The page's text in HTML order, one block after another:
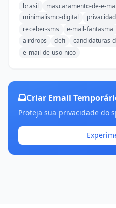
brasil
mascaramento-de-e-
minimalismo-digital
receber-sms
e-mail-fantasma
airdrops
defi
candidaturas-
e-mail-de-uso-nico
Criar Email
Proteja sua privacidade do